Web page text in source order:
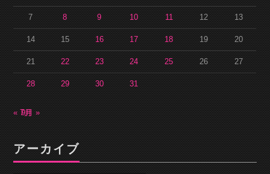
7 8 9 10 11 12 13
14 15 16 17 18 19 20
21 22 23 24 25 26 27
28 29 30 31
« 7月9月 »
アーカイブ